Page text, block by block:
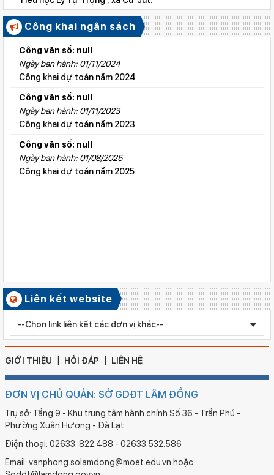
Số ký hiệu: 2615/QĐ-SGDĐT
Ngày ban hành: 06/08/2026
Quyết định công nhận kiểm định chất lượng giáo dục Trường
Tiểu học Nguyễn Bỉnh Khiêm, xã Đức linh.
Số ký hiệu: 2617/QĐ-SGDĐT
Ngày ban hành: 06/08/2026
Quyết định công nhận kiểm định chất lượng giáo dục Trường
Tiểu học Kim Đồng , xã Cư Jút.
Số ký hiệu: 481/TB-SGDĐT
Ngày ban hành: 06/08/2026
Kết quả công tác kiểm tra Kỳ thi tuyển sinh vào lớp 10 trung
BẢO TRÂN
Số ký hiệu: 2596/QĐ-SGDĐT
Ngày ban hành: 05/08/2026
QĐ công nhận KĐCLGD Trường Mẫu giáo Họa My, xã bắc
Ruộng
Công khai ngân sách
Công văn số: null
Ngày ban hành: 01/11/2024
Công khai dự toán năm 2024
Công văn số: null
Ngày ban hành: 01/11/2023
Công khai dự toán năm 2023
Công văn số: null
Ngày ban hành: 01/08/2025
Công khai dự toán năm 2025
Liên kết website
GIỚI THIỆU HỎI ĐÁP LIÊN HỆ
ĐƠN VỊ CHỦ QUẢN: SỞ GDĐT LÂM ĐỒNG
Trụ sở: Tầng 9 - Khu trung tâm hành chính Số 36 - Trần Phú -
Phường Xuân Hương - Đà Lạt.
Điện thoại: 02633. 822.488 - 02633.532.586
Email: vanphong.solamdong@moet.edu.vn hoặc